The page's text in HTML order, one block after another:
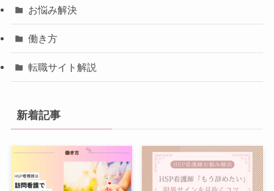
お悩み解決
働き方
転職サイト解説
新着記事